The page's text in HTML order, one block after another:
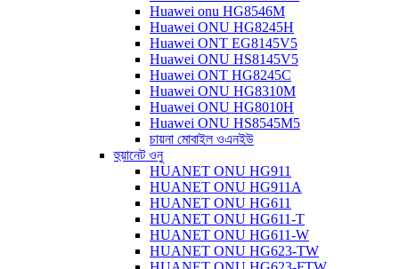
Huawei onu HG8546M
Huawei ONU HG8245H
Huawei ONT EG8145V5
Huawei ONU HS8145V5
Huawei ONT HG8245C
Huawei ONU HG8310M
Huawei ONU HG8010H
Huawei ONU HS8545M5
চায়না মোবাইল ওএনইউ
হুয়ানেট ওনু
HUANET ONU HG911
HUANET ONU HG911A
HUANET ONU HG611
HUANET ONU HG611-T
HUANET ONU HG611-W
HUANET ONU HG623-TW